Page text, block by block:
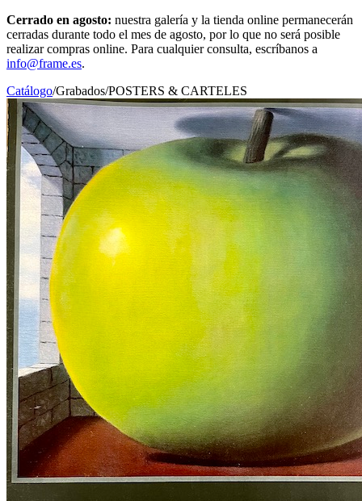
Cerrado en agosto: nuestra galería y la tienda online permanecerán
cerradas durante todo el mes de agosto, por lo que no será posible
realizar compras online. Para cualquier consulta, escríbanos a
info@frame.es.
Catálogo/Grabados/POSTERS & CARTELES